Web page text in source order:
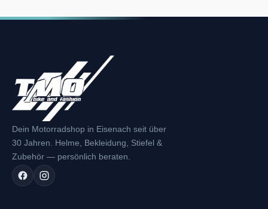
Dein Motorradshop in Eisenach seit über
30 Jahren. Helme, Bekleidung, Stiefel &
Zubehör — persönlich beraten.